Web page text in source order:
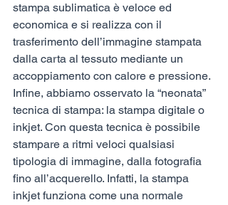
stampa sublimatica è veloce ed
economica e si realizza con il
trasferimento dell’immagine stampata
dalla carta al tessuto mediante un
accoppiamento con calore e pressione.
Infine, abbiamo osservato la “neonata”
tecnica di stampa: la stampa digitale o
inkjet. Con questa tecnica è possibile
stampare a ritmi veloci qualsiasi
tipologia di immagine, dalla fotografia
fino all’acquerello. Infatti, la stampa
inkjet funziona come una normale